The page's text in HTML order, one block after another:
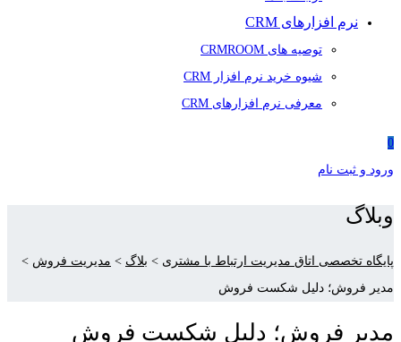
نرم افزارهای CRM
توصیه های CRMROOM
شیوه خرید نرم افزار CRM
معرفی نرم افزارهای CRM
0
ورود و ثبت نام
وبلاگ
پایگاه تخصصی اتاق مدیریت ارتباط با مشتری > بلاگ > مدیریت فروش >
مدیر فروش؛ دلیل شکست فروش
مدیر فروش؛ دلیل شکست فروش